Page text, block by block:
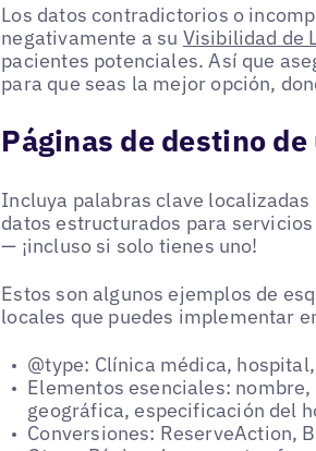
Los datos contradictorios o
negativamente a su Visibilidad de
pacientes potenciales. Así que
para que seas la mejor opción,
Páginas de destino
Incluya palabras clave
datos estructurados para
— ¡incluso si solo tienes uno!
Estos son algunos ejemplos de
locales que puedes implementar
@type: Clínica médica,
Elementos esenciales:
geográfica, especificación del
Conversiones: ReserveAction,